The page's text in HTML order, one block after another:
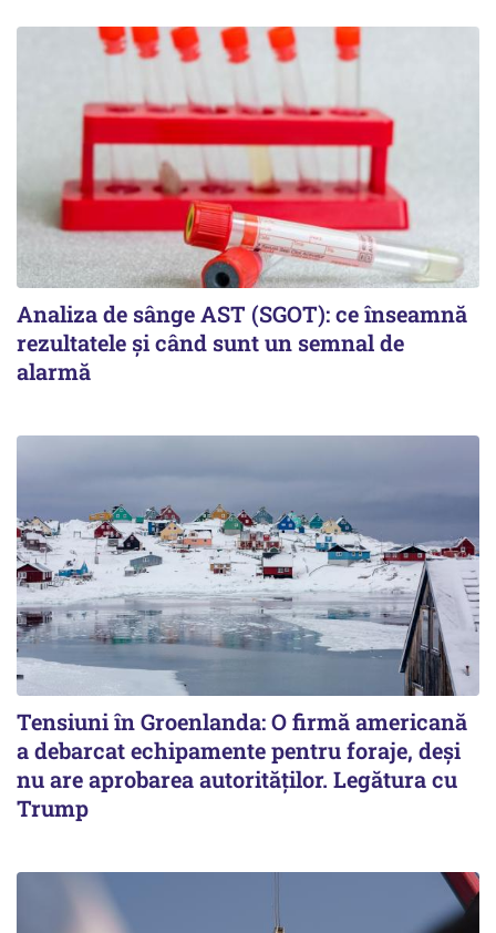
Analiza de sânge AST (SGOT): ce înseamnă
rezultatele și când sunt un semnal de
alarmă
Tensiuni în Groenlanda: O firmă americană
a debarcat echipamente pentru foraje, deși
nu are aprobarea autorităților. Legătura cu
Trump